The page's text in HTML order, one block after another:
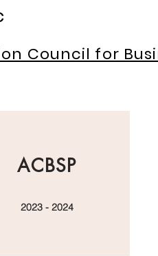
Council for
ACBSP
2023 - 2024